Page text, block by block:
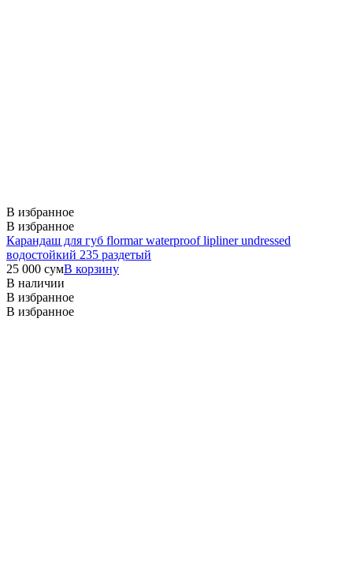
В избранное
В избранное
Карандаш для губ flormar waterproof lipliner undressed
водостойкий 235 раздетый
25 000 сумВ корзину
В наличии
В избранное
В избранное